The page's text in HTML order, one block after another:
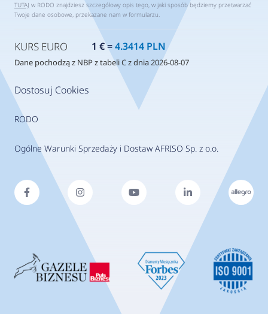
Dostosuj Cookies
RODO
Ogólne Warunki Sprzedaży i Dostaw AFRISO Sp. z o.o.
TUTAJ w RODO znajdziesz szczegółowy opis tego, w jaki sposób będziemy przetwarzać
Twoje dane osobowe, przekazane nam w formularzu.
KURS EURO 1 € =4.3414 PLN
Dane pochodzą z NBP z tabeli C z dnia 2026-08-07